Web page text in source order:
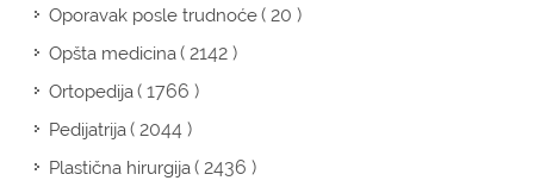
Oporavak posle trudnoće( 20 )
Opšta medicina( 2142 )
Ortopedija( 1766 )
Pedijatrija( 2044 )
Plastična hirurgija( 2436 )